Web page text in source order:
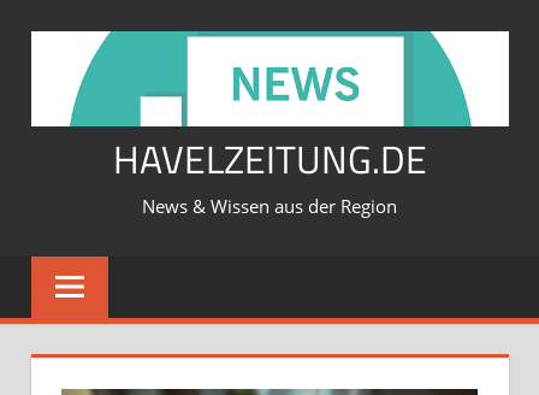
springen
HAVELZEITUNG.DE
News & Wissen aus der Region